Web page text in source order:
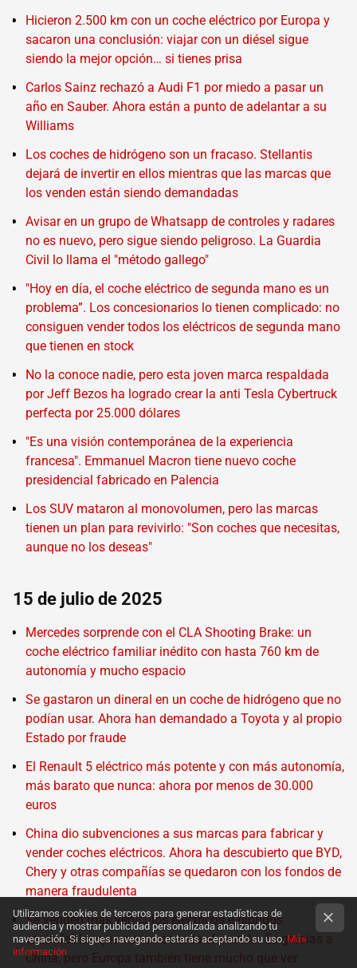
Hicieron 2.500 km con un coche eléctrico por Europa y
sacaron una conclusión: viajar con un diésel sigue
siendo la mejor opción… si tienes prisa
Carlos Sainz rechazó a Audi F1 por miedo a pasar un
año en Sauber. Ahora están a punto de adelantar a su
Williams
Los coches de hidrógeno son un fracaso. Stellantis
dejará de invertir en ellos mientras que las marcas que
los venden están siendo demandadas
Avisar en un grupo de Whatsapp de controles y radares
no es nuevo, pero sigue siendo peligroso. La Guardia
Civil lo llama el "método gallego"
"Hoy en día, el coche eléctrico de segunda mano es un
problema”. Los concesionarios lo tienen complicado: no
consiguen vender todos los eléctricos de segunda mano
que tienen en stock
No la conoce nadie, pero esta joven marca respaldada
por Jeff Bezos ha logrado crear la anti Tesla Cybertruck
perfecta por 25.000 dólares
"Es una visión contemporánea de la experiencia
francesa". Emmanuel Macron tiene nuevo coche
presidencial fabricado en Palencia
Los SUV mataron al monovolumen, pero las marcas
tienen un plan para revivirlo: "Son coches que necesitas,
aunque no los deseas"
15 de julio de 2025
Mercedes sorprende con el CLA Shooting Brake: un
coche eléctrico familiar inédito con hasta 760 km de
autonomía y mucho espacio
Se gastaron un dineral en un coche de hidrógeno que no
podían usar. Ahora han demandado a Toyota y al propio
Estado por fraude
El Renault 5 eléctrico más potente y con más autonomía,
más barato que nunca: ahora por menos de 30.000
euros
China dio subvenciones a sus marcas para fabricar y
vender coches eléctricos. Ahora ha descubierto que BYD,
Chery y otras compañías se quedaron con los fondos de
manera fraudulenta
Se venden más vehículos eléctricos e híbridos
enchufables que nunca en todo el mundo. Es gracias a
China, pero Europa también tiene mucho que ver
Utilizamos cookies de terceros para generar estadísticas de
audiencia y mostrar publicidad personalizada analizando tu
navegación. Si sigues navegando estarás aceptando su uso.Más
información